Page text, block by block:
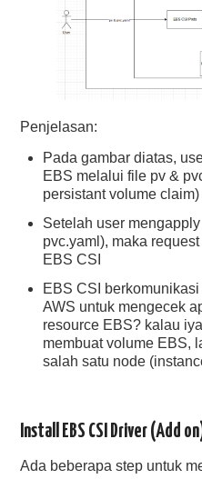
Penjelasan:
Pada gambar diatas,
EBS melalui file pv &
persistant volume claim)
Setelah user
pvc.yaml), maka
EBS CSI
EBS CSI
AWS untuk mengecek
resource EBS? kalau
membuat volume EBS,
salah satu node
Install EBS CSI Driver (Add
Ada beberapa step untuk